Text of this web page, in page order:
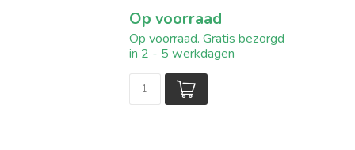
Op voorraad
Op voorraad. Gratis bezorgd
in 2 - 5 werkdagen